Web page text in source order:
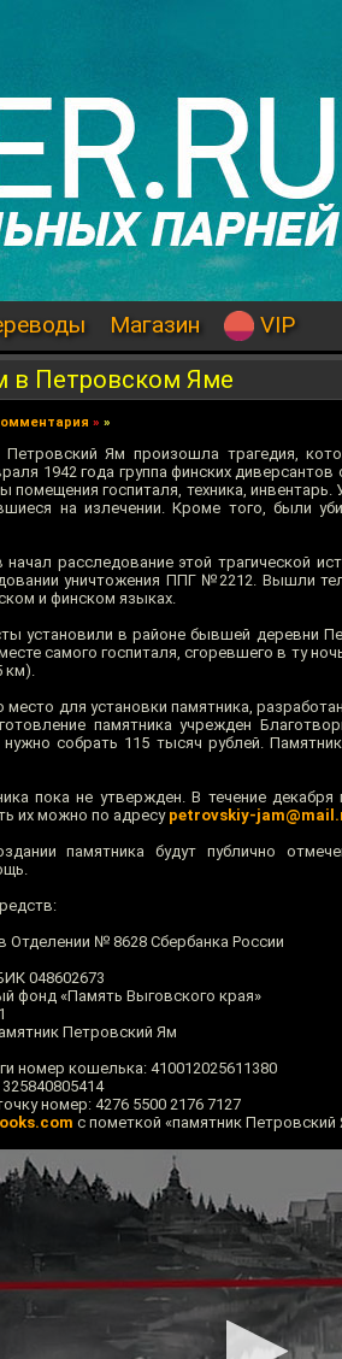
Магазин VIP
в Петровском Яме
» »
Ям произошла трагедия,
1942 года группа финских
госпиталя, техника,
на излечении. Кроме того, были
расследование этой трагической
уничтожения ППГ №2212. Вышли
и финском языках.
установили в районе бывшей деревни
самого госпиталя, сгоревшего в ту
км).
для установки памятника,
памятника учрежден
собрать 115 тысяч рублей.
пока не утвержден. В течение
их можно по адресу petrovskiy-
памятника будут публично
Отделении № 8628 Сбербанка России
048602673
фонд «Память Выговского края»
Петровский Ям
номер кошелька: 410012025611380
номер: 4276 5500 2176 7127
с пометкой «памятник Петровский